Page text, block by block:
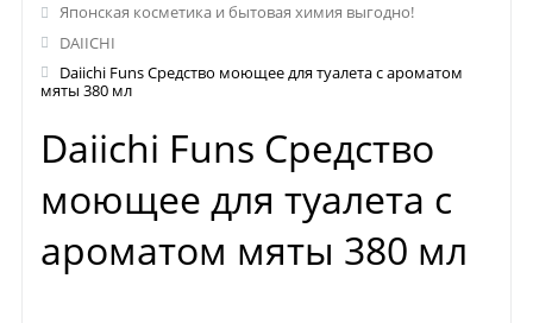
Японская косметика и бытовая химия выгодно!
DAIICHI
Daiichi Funs Средство моющее для туалета с ароматом
мяты 380 мл
Daiichi Funs Средство
моющее для туалета с
ароматом мяты 380 мл